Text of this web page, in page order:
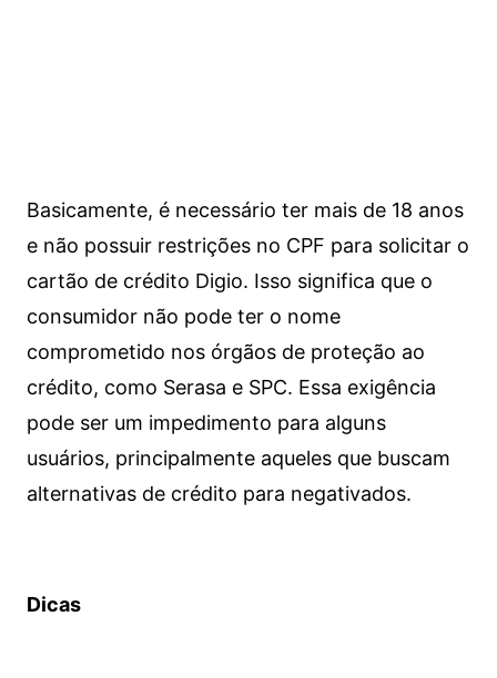
Basicamente, é necessário ter mais de 18 anos
e não possuir restrições no CPF para solicitar o
cartão de crédito Digio. Isso significa que o
consumidor não pode ter o nome
comprometido nos órgãos de proteção ao
crédito, como Serasa e SPC. Essa exigência
pode ser um impedimento para alguns
usuários, principalmente aqueles que buscam
alternativas de crédito para negativados.
Dicas